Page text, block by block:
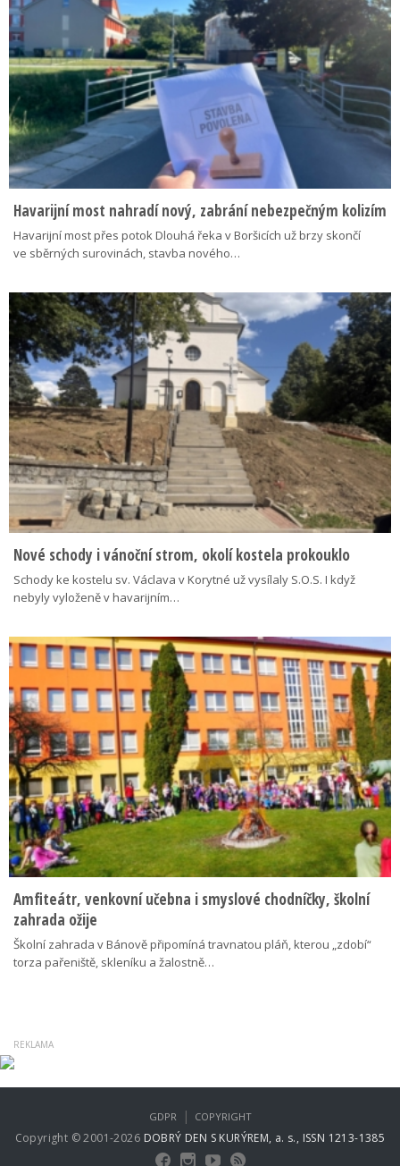
Havarijní most nahradí nový, zabrání nebezpečným kolizím
Havarijní most přes potok Dlouhá řeka v Boršicích už brzy skončí
ve sběrných surovinách, stavba nového…
Nové schody i vánoční strom, okolí kostela prokouklo
Schody ke kostelu sv. Václava v Korytné už vysílaly S.O.S. I když
nebyly vyloženě v havarijním…
Amfiteátr, venkovní učebna i smyslové chodníčky, školní
zahrada ožije
Školní zahrada v Bánově připomíná travnatou pláň, kterou „zdobí“
torza pařeniště, skleníku a žalostně…
Copyright © 2001-2026 DOBRÝ DEN S KURÝREM, a. s., ISSN 1213-1385
GDPR | COPYRIGHT